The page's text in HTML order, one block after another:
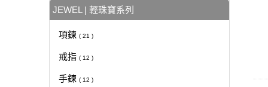
JEWEL | 輕珠寶系列
項鍊 ( 21 )
戒指 ( 12 )
手鍊 ( 12 )